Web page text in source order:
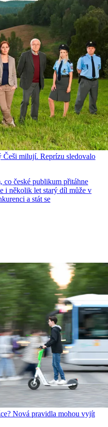
Češi milují. Reprízu sledovalo
české publikum přitáhne
i několik let starý díl může v
a stát se
Nová pravidla mohou vyjít